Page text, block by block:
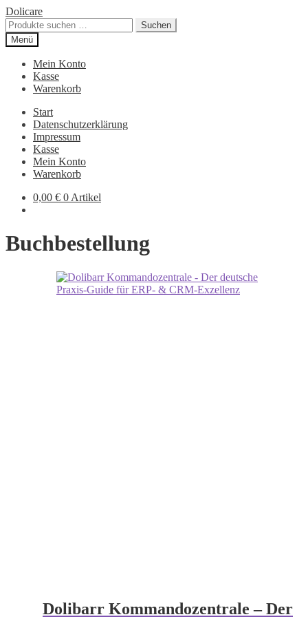
Zur
Navigation
springen
Zum
Inhalt
springen
Dolicare
Suchen
nach:
Suchen
Menü
Mein Konto
Kasse
Warenkorb
Start
Datenschutzerklärung
Impressum
Kasse
Mein Konto
Warenkorb
0,00 € 0 Artikel
Buchbestellung
Dolibarr Kommandozentrale – Der